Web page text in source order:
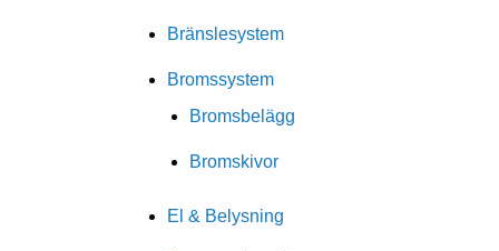
Bränslesystem
Bromssystem
Bromsbelägg
Bromskivor
El & Belysning